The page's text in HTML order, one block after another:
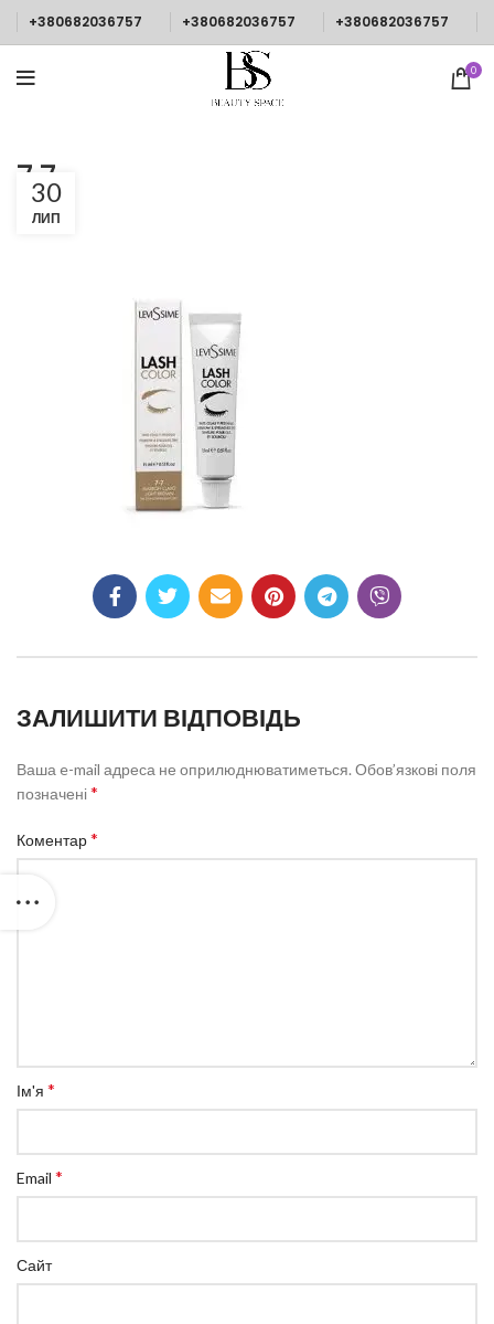
+380682036757 +380682036757 +380682036757
0
7.7
30
ЛИП
ЗАЛИШИТИ ВІДПОВІДЬ
Ваша e-mail адреса не оприлюднюватиметься. Обов’язкові поля
позначені*
Коментар*
Ім'я *
Email *
Сайт